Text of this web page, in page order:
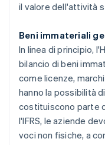
il valore dell'attività
Beni immateriali
In linea di principio,
bilancio di beni
come licenze,
hanno la possibilità
costituiscono parte
l'IFRS, le aziende
voci non fisiche, a